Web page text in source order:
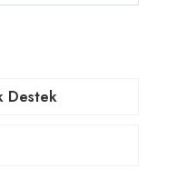
Destek